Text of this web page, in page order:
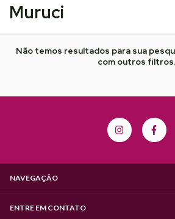
Muruci
Não temos resultados para sua
com outros filtros.
NAVEGAÇÃO
ENTRE EM CONTATO